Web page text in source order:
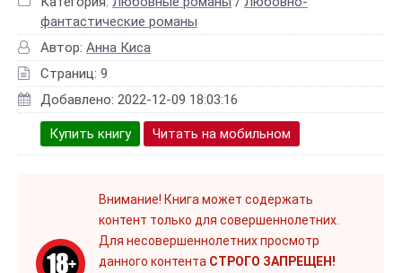
фантастические романы
Автор: Анна Киса
Страниц: 9
Добавлено: 2022-12-09 18:03:16
Купить книгу Читать на мобильном
Внимание! Книга может содержать
контент только для совершеннолетних.
Для несовершеннолетних просмотр
данного контента СТРОГО ЗАПРЕЩЕН!